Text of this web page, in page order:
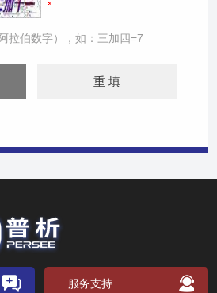
拉伯数字），如：三加四=7
服务支持